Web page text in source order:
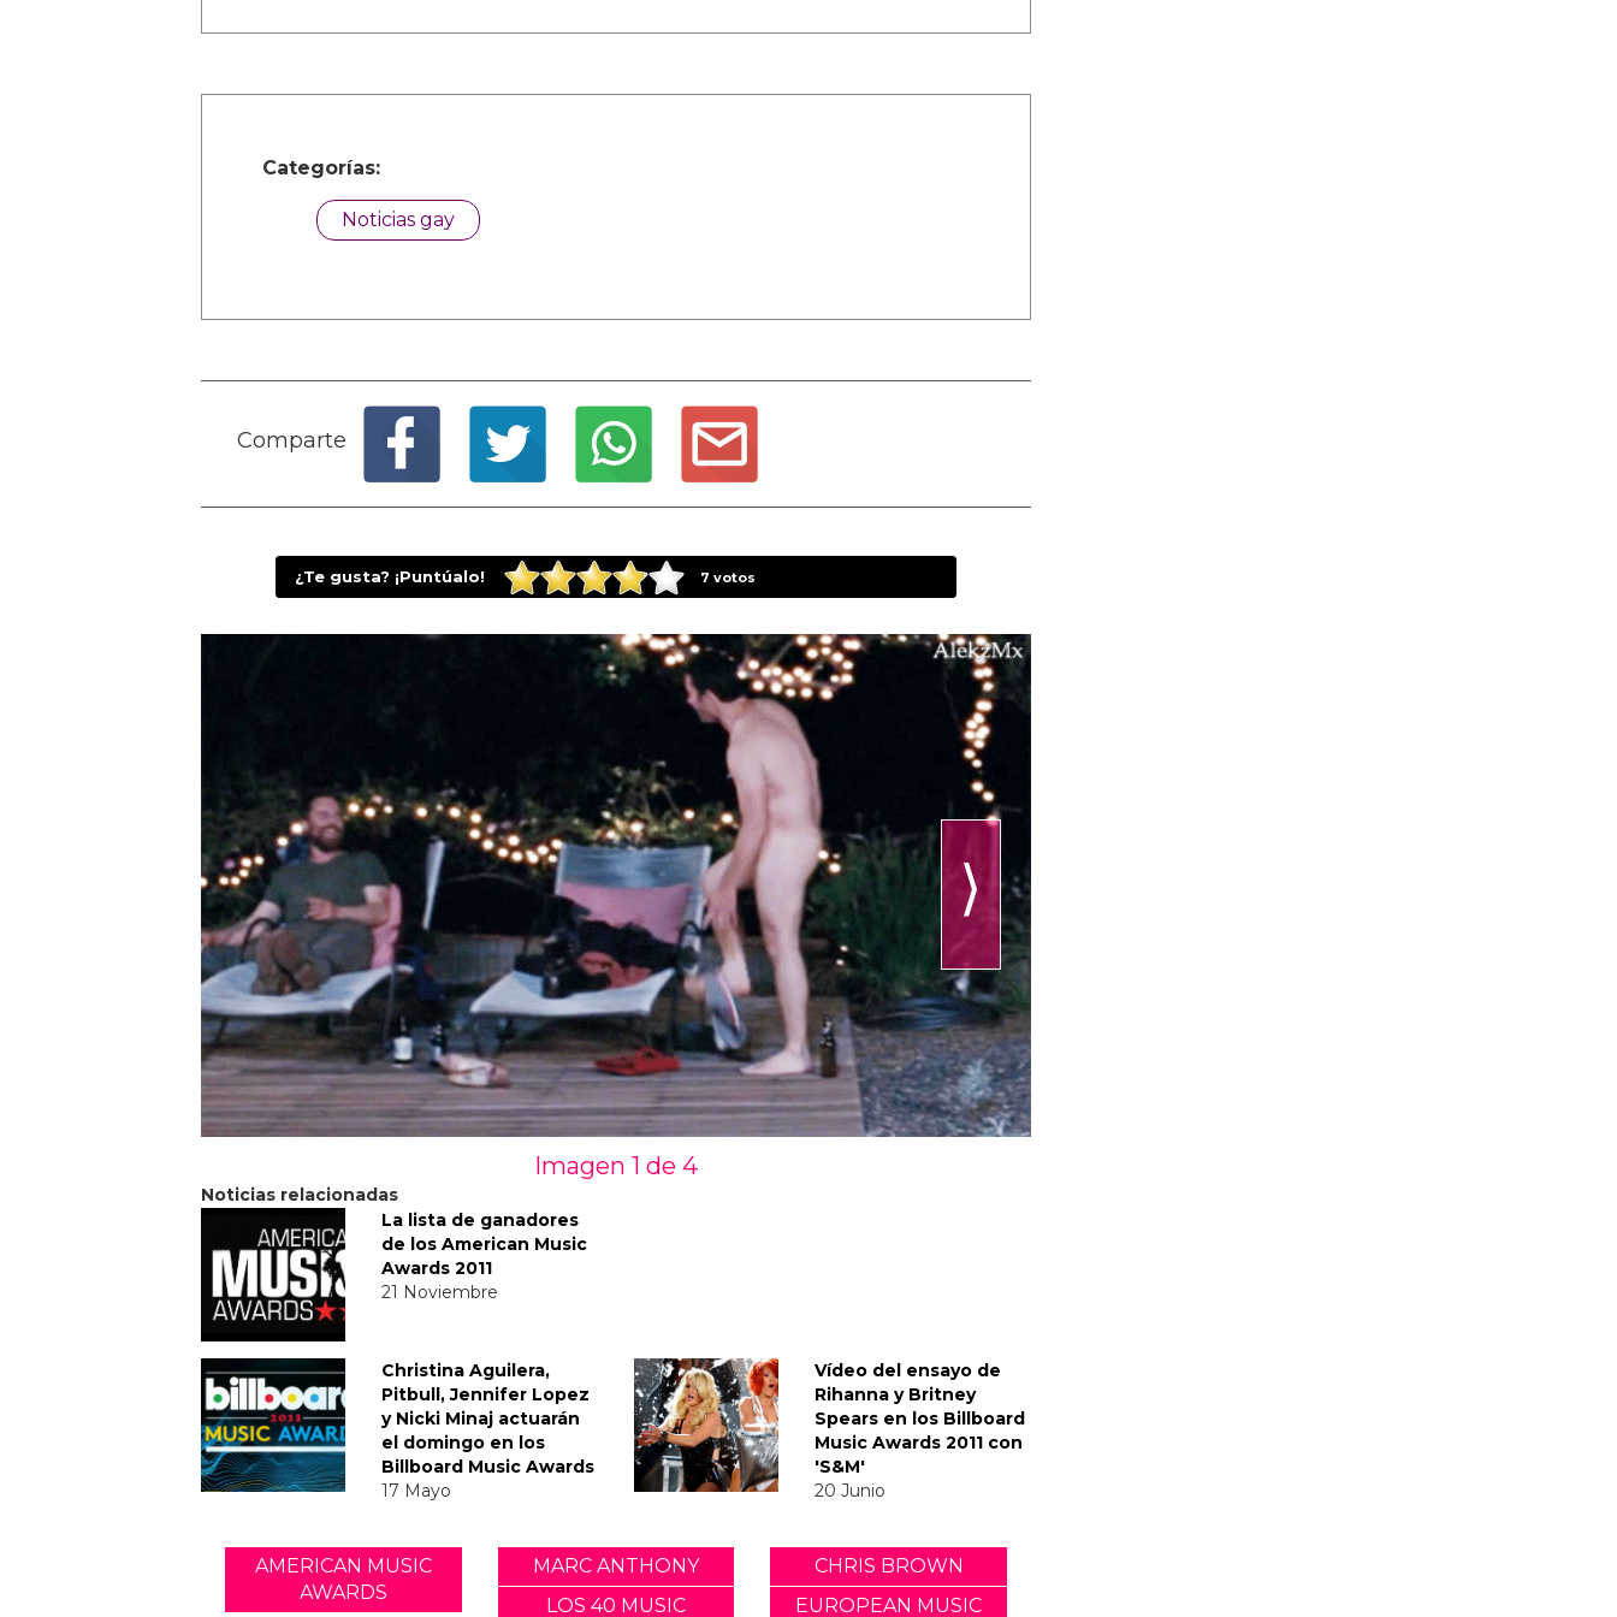
Categorías:
Noticias gay
Comparte
¿Te gusta? ¡Puntúalo! 7 votos
⟩
Imagen 1 de 4
Noticias relacionadas
La lista de ganadores
de los American Music
Awards 2011
21 Noviembre
Christina Aguilera,
Pitbull, Jennifer Lopez
y Nicki Minaj actuarán
el domingo en los
Billboard Music Awards
17 Mayo
Vídeo del ensayo de
Rihanna y Britney
Spears en los Billboard
Music Awards 2011 con
'S&M'
20 Junio
AMERICAN MUSIC
AWARDS
MARC ANTHONY
CHRIS BROWN
LOS 40 MUSIC
EUROPEAN MUSIC